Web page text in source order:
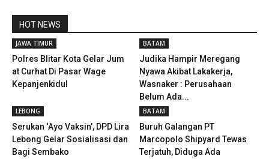
HOT NEWS
JAWA TIMUR
Polres Blitar Kota Gelar Jum
at Curhat Di Pasar Wage
Kepanjenkidul
BATAM
Judika Hampir Meregang
Nyawa Akibat Lakakerja,
Wasnaker : Perusahaan
Belum Ada...
LEBONG
Serukan ‘Ayo Vaksin’, DPD Lira
Lebong Gelar Sosialisasi dan
Bagi Sembako
BATAM
Buruh Galangan PT
Marcopolo Shipyard Tewas
Terjatuh, Diduga Ada